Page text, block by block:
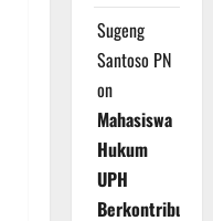
Sugeng
Santoso PN
on
Mahasiswa
Hukum
UPH
Berkontribusi